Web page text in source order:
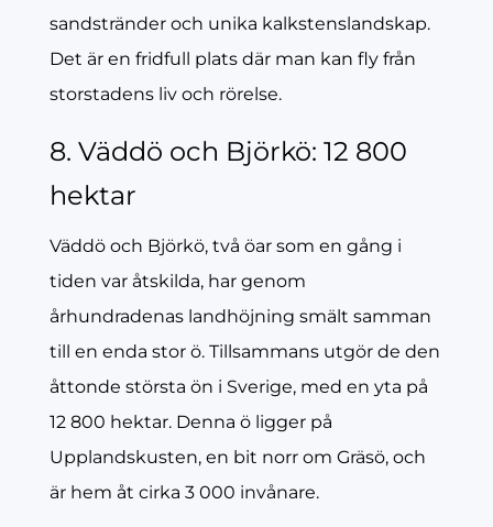
sandstränder och unika kalkstenslandskap.
Det är en fridfull plats där man kan fly från
storstadens liv och rörelse.
8. Väddö och Björkö: 12 800
hektar
Väddö och Björkö, två öar som en gång i
tiden var åtskilda, har genom
århundradenas landhöjning smält samman
till en enda stor ö. Tillsammans utgör de den
åttonde största ön i Sverige, med en yta på
12 800 hektar. Denna ö ligger på
Upplandskusten, en bit norr om Gräsö, och
är hem åt cirka 3 000 invånare.